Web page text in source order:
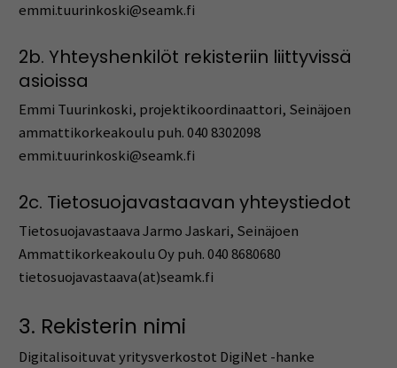
emmi.tuurinkoski@seamk.fi
2b. Yhteyshenkilöt rekisteriin liittyvissä
asioissa
Emmi Tuurinkoski, projektikoordinaattori, Seinäjoen
ammattikorkeakoulu puh. 040 8302098
emmi.tuurinkoski@seamk.fi
2c. Tietosuojavastaavan yhteystiedot
Tietosuojavastaava Jarmo Jaskari, Seinäjoen
Ammattikorkeakoulu Oy puh. 040 8680680
tietosuojavastaava(at)seamk.fi
3. Rekisterin nimi
Digitalisoituvat yritysverkostot DigiNet -hanke